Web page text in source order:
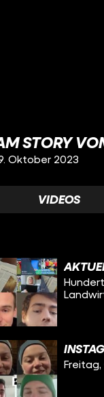
STORY
Oktober 2023
VIDEOS